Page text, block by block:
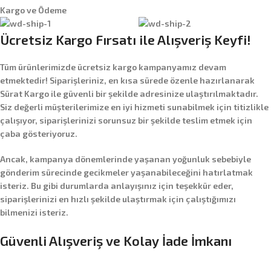
Kargo ve Ödeme
Ücretsiz Kargo Fırsatı ile Alışveriş Keyfi!
Tüm ürünlerimizde ücretsiz kargo kampanyamız devam
etmektedir! Siparişleriniz, en kısa sürede özenle hazırlanarak
Sürat Kargo ile güvenli bir şekilde adresinize ulaştırılmaktadır.
Siz değerli müşterilerimize en iyi hizmeti sunabilmek için titizlikle
çalışıyor, siparişlerinizi sorunsuz bir şekilde teslim etmek için
çaba gösteriyoruz.
Ancak, kampanya dönemlerinde yaşanan yoğunluk sebebiyle
gönderim sürecinde gecikmeler yaşanabileceğini hatırlatmak
isteriz. Bu gibi durumlarda anlayışınız için teşekkür eder,
siparişlerinizi en hızlı şekilde ulaştırmak için çalıştığımızı
bilmenizi isteriz.
Güvenli Alışveriş ve Kolay İade İmkanı